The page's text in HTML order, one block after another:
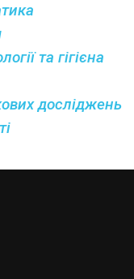
та гігієна
досліджень